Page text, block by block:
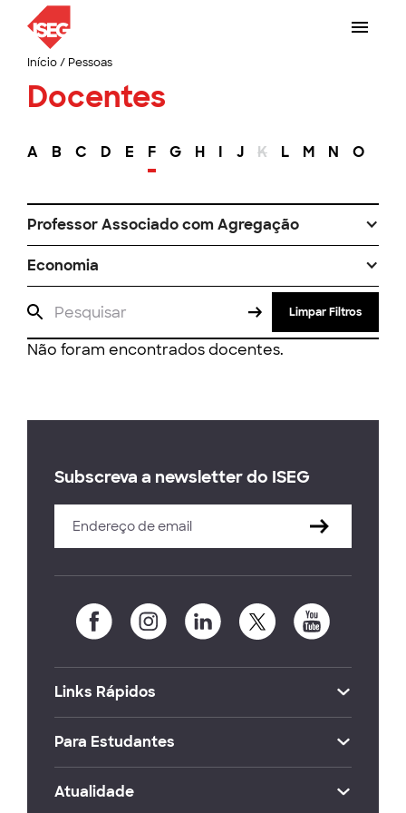
Início/ Pessoas
Docentes
A B C D E F G H I J K L M N O
Professor Associado com Agregação
Economia
Limpar Filtros
Não foram encontrados docentes.
Subscreva a newsletter do ISEG
Links Rápidos
Para Estudantes
Atualidade